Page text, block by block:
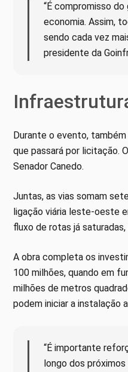
“É compromisso
economia. Assim,
sendo cada vez
presidente da
Durante o evento,
que passará por licitação.
Senador Canedo.
Juntas, as vias somam
ligação viária leste-oeste
fluxo de rotas já
A obra completa os
100 milhões, quando em
milhões de metros
podem iniciar a instalação
“É importante
longo dos